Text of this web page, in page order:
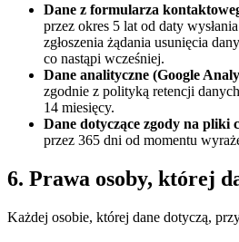
Dane z formularza
przez okres 5 lat od daty
zgłoszenia żądania usunięcia
co nastąpi wcześniej.
Dane analityczne (Google
zgodnie z polityką retencji
14 miesięcy.
Dane dotyczące zgody na pliki
przez 365 dni od momentu
6. Prawa osoby, której
Każdej osobie, której dane dotyczą,